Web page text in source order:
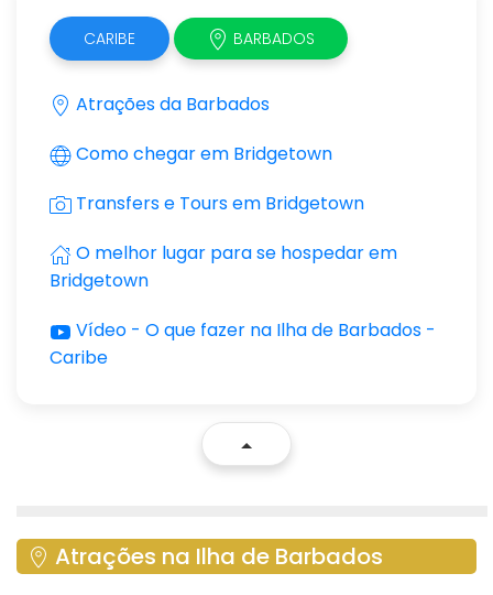
CARIBE BARBADOS
Atrações da Barbados
Como chegar em Bridgetown
Transfers e Tours em Bridgetown
O melhor lugar para se hospedar em
Bridgetown
Vídeo - O que fazer na Ilha de Barbados -
Caribe
Atrações na Ilha de Barbados